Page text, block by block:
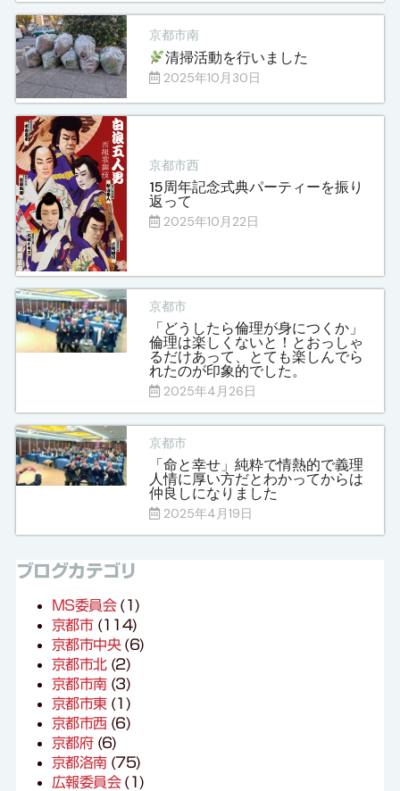
京都市南
清掃活動を行いました
2025年10月30日
京都市西
15周年記念式典パーティーを振り
返って
2025年10月22日
京都市
「どうしたら倫理が身につくか」
倫理は楽しくないと！とおっしゃ
るだけあって、とても楽しんでら
れたのが印象的でした。
2025年4月26日
京都市
「命と幸せ」純粋で情熱的で義理
人情に厚い方だとわかってからは
仲良しになりました
2025年4月19日
ブログカテゴリ
MS委員会(1)
京都市(114)
京都市中央(6)
京都市北(2)
京都市南(3)
京都市東(1)
京都市西(6)
京都府(6)
京都洛南(75)
広報委員会(1)